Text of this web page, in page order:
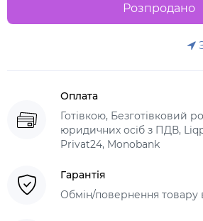
Розпродано
Оплата
Готівкою, Безготівковий
юридичних осіб з ПДВ,
Privat24, Monobank
Гарантія
Обмін/повернення товару